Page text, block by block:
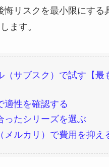
悔リスクを最小限にする
ます。
（サブスク）で試す【最
適性を確認する
ったシリーズを選ぶ
メルカリ）で費用を抑え